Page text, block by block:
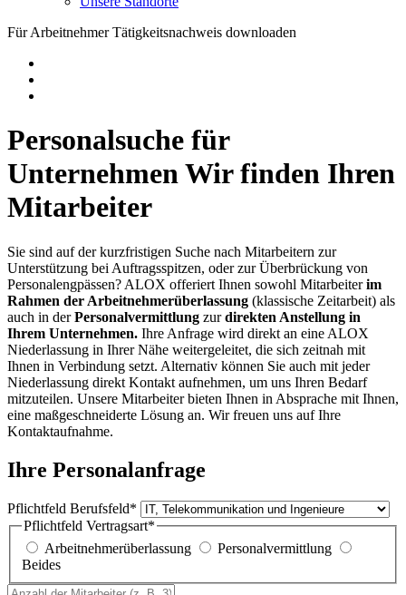
Für Arbeitnehmer Tätigkeitsnachweis downloaden
Personalsuche für
UnternehmenWir finden Ihren
Mitarbeiter
Sie sind auf der kurzfristigen Suche nach Mitarbeitern zur
Unterstützung bei Auftragsspitzen, oder zur Überbrückung von
Personalengpässen? ALOX offeriert Ihnen sowohl Mitarbeiterim
Rahmen der Arbeitnehmerüberlassung (klassische Zeitarbeit) als
auch in derPersonalvermittlung zurdirekten Anstellung in
Ihrem Unternehmen. Ihre Anfrage wird direkt an eine ALOX
Niederlassung in Ihrer Nähe weitergeleitet, die sich zeitnah mit
Ihnen in Verbindung setzt. Alternativ können Sie auch mit jeder
Niederlassung direkt Kontakt aufnehmen, um uns Ihren Bedarf
mitzuteilen. Unsere Mitarbeiter bieten Ihnen in Absprache mit Ihnen,
eine maßgeschneiderte Lösung an. Wir freuen uns auf Ihre
Kontaktaufnahme.
Ihre Personalanfrage
Pflichtfeld Berufsfeld*
Pflichtfeld Vertragsart*
Arbeitnehmerüberlassung
Personalvermittlung
Beides